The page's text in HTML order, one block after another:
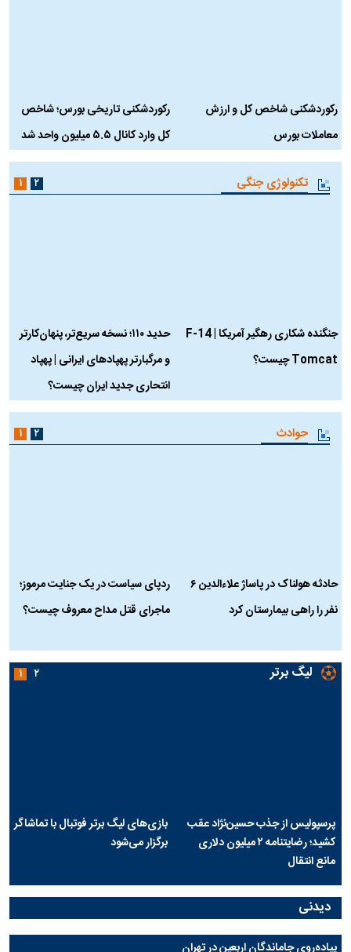
رکوردشکنی شاخص کل و ارزش
معاملات بورس
رکوردشکنی تاریخی بورس؛ شاخص
کل وارد کانال ۵.۵ میلیون واحد شد
تکنولوژی جنگی
جنگنده شکاری رهگیر آمریکا | F-14
Tomcat چیست؟
حدید ۱۱۰؛ نسخه سریع‌تر، پنهان‌کارتر
و مرگبارتر پهپادهای ایرانی | پهپاد
انتحاری جدید ایران چیست؟
۱ ۲
حوادث
حادثه هولناک در پاساژ علاءالدین ۶
نفر را راهی بیمارستان کرد
ردپای سیاست در یک جنایت مرموز؛
ماجرای قتل مداح معروف چیست؟
۱ ۲
لیگ برتر
پرسپولیس از جذب حسین‌نژاد عقب
کشید؛ رضایتنامه ۲ میلیون دلاری
مانع انتقال
بازی‌های لیگ برتر فوتبال با تماشاگر
برگزار می‌شود
۱ ۲
دیدنی
پیاده‌روی جاماندگان اربعین در تهران